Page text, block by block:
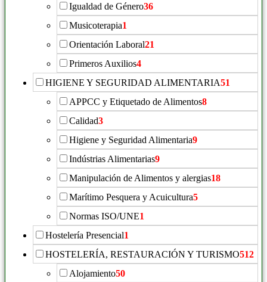
Igualdad de Género36
Musicoterapia1
Orientación Laboral21
Primeros Auxilios4
HIGIENE Y SEGURIDAD ALIMENTARIA51
APPCC y Etiquetado de Alimentos8
Calidad3
Higiene y Seguridad Alimentaria9
Indústrias Alimentarias9
Manipulación de Alimentos y alergias18
Marítimo Pesquera y Acuicultura5
Normas ISO/UNE1
Hostelería Presencial1
HOSTELERÍA, RESTAURACIÓN Y TURISMO512
Alojamiento50